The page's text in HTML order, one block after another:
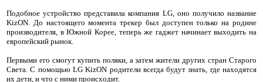
Подобное устройство представила компания LG, оно получило название
KizON. До настоящего момента трекер был доступен только на родине
производителя, в Южной Корее, теперь же гаджет начинает выходить на
европейский рынок.
Первыми его смогут купить поляки, а затем жители других стран Старого
Света. С помощью LG KizON родители всегда будут знать, где находятся
их дети, и что с ними происходит.